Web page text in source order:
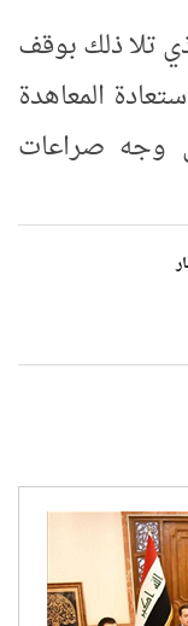
تلا ذلك بوقف
المعاهدة
وجه صراعات